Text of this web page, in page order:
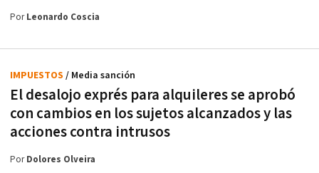
PorLeonardo Coscia
El desalojo exprés para alquileres se aprobó
con cambios en los sujetos alcanzados y las
acciones contra intrusos
IMPUESTOS / Media sanción
PorDolores Olveira